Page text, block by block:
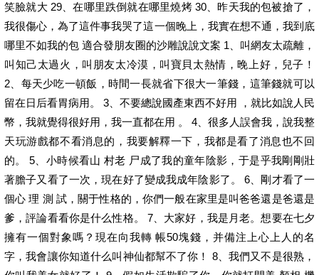
笑臉就大 29、在哪里跌倒就在哪里燒烤 30、昨天我的包被搶了，
我很傷心，為了這件事我哭了這一個晚上，我實在想不通，我到底
哪里不如我的包 適合發朋友圈的沙雕說說文案 1、叫網友太疏離，
叫知己太過火，叫朋友太冷漠，叫寶貝太熱情，晚上好，兒子！
2、每天少吃一頓飯，時間一長就省下很大一筆錢，這筆錢就可以
留在日后看胃病用。 3、不要總說國產東西不好用 ，就比如說人民
幣，我就覺得很好用，我一直都在用 。 4、很多人誤會我，說我整
天玩游戲都不看消息的，我要解釋一下，我都是看了消息也不回
的。 5、小時候看山 村老 尸成了我的童年陰影，于是乎我剛剛壯
著膽子又看了一次，現在好了變成我成年陰影了。 6、剛才看了一
個心 理 測 試，關于性格的，你們一般在家里是叫爸爸還是爸還是
爹，評論看看你是什么性格。 7、大家好，我是月老。想要在七夕
擁有一個對象嗎？現在向我轉 帳50塊錢，并備注上心上人的名
字，我會讓你知道什么叫神仙都幫不了你！ 8、我們又不是很熟，